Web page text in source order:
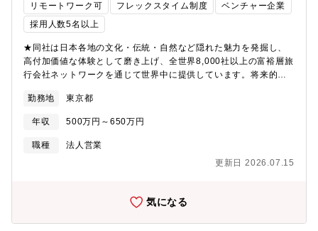
ヨーロッパチームがあり、担当エージェントは20～40程度です。
チーム内で案件毎に担当が割り振られます。【出張頻度】出張に
関しては個々で回数は異なります。日本向けに集中的に業務をお
こなう方もいれば、外向けに積極的に動く方もいらっしゃいま
す。旅程作成に対応する割合が多くなります。【今後のキャリア
パス】将来的にはマネジメント層としてステップアップも期待さ
あり、ご本人の希望に応じた異動の可能性もございます。【同ポ
ジションの魅力】・5つ星の体験を提供するという新たな仕組みに
量も大きいポジションにもなるため、ご自身の考えや業務改善な
ども意見が通りやすく、これまでの経験・知見を活かしながら新
たな領域に挑戦できるポジションでもあります。・異業種から入
リモートワーク可 フレックスタイム制度
ベンチャー企業
採用人数5名以上
★同社は日本各地の文化・伝統・自然など隠れた魅力を発掘し、
高付加価値な体験として磨き上げ、全世界8,000社以上の富裕層旅
行会社ネットワークを通じて世界中に提供しています。将来的な
社とのアライアンス営業を軸に、旅の企画設計から実施品質の管
理、アフターフォローまでを一気通貫で担っていただきます。
【募集背景】海外事業の強化に伴い組織強化をおこないたく募集
をおこなっております。【具体的な業務】●海外営業・アライアン
（英語）・案件獲得に向けた提案・交渉・要件整理・海外出張を
層顧客向けの旅程作成（Itinerary設計）・顧客ニーズに応じた体
験内容の企画提案および見積作成・スケジュール、移動、体験バ
ランスを踏まえた全体構成設計●手配連携・プロジェクト進行管
勤務地 東京都
年収 500万円～650万円
職種
法人営業
更新日 2026.07.15
気になる